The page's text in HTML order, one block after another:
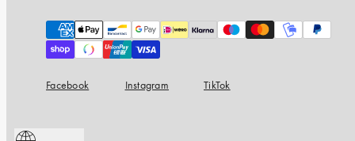
Payment
methods
Facebook Instagram TikTok